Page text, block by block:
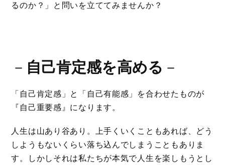
るのか？」と問いを立ててみませんか？
－ 自己肯定感を高める －
「自己肯定感」と「自己有能感」を合わせたものが
『自己重要感』になります。
人生は山あり谷あり。上手くいくこともあれば、どう
しようもないくらい落ち込んでしまうこともありま
す。しかしそれは私たちが本気で人生を楽しもうとし